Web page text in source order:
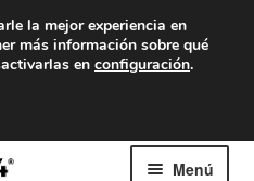
7 EUR
9 a. m. a 4 p. m.
Menú
la mejor experiencia en
más información sobre qué
en configuración.